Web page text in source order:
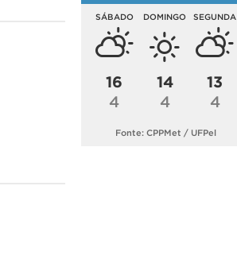
SÁBADO
16
4
DOMINGO
14
4
SEGUNDA
13
4
Fonte: CPPMet / UFPel